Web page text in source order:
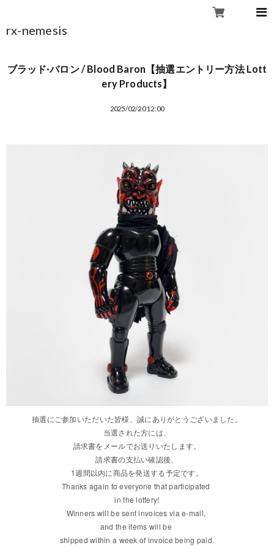
rx-nemesis
ブラッド·バロン / Blood Baron【抽選エントリー方法 Lott
ery Products】
2025/02/20 12:00
抽選にご参加いただいた皆様、誠にありがとうございました。
当選された方には、
請求書をメールでお送りいたします。
請求書の支払い確認後、
1週間以内に商品を発送する予定です。
Thanks again to everyone that participated
in the lottery!
Winners will be sent invoicesvia e-mail,
and the items will be
shipped within a week of invoice being paid.